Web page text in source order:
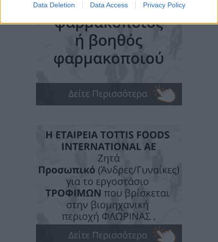
Data Deletion Data Access Privacy Policy